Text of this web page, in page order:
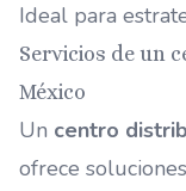
Ideal para
Servicios de un
México
Un centro
ofrece